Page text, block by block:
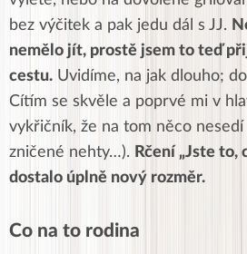
bez výčitek a pak jedu dál s JJ.
nemělo jít, prostě jsem to teď
cestu. Uvidíme, na jak dlouho;
Cítím se skvěle a poprvé mi v
vykřičník, že na tom něco nesedí
zničené nehty…). Rčení „Jste to,
dostalo úplně nový rozměr.
Co na to rodina